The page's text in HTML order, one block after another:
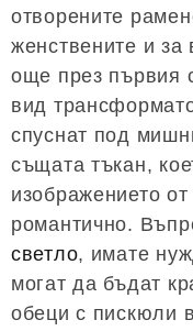
отворените
женствените и за
още през първия
вид
спуснат под
същата тъкан,
изображението
романтично.
светло, имате
могат да бъдат
обеци с пискюли